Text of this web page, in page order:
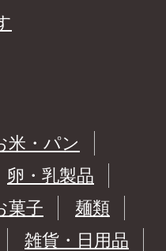
米・パン
卵・乳製品
菓子
麺類
雑貨・日用品